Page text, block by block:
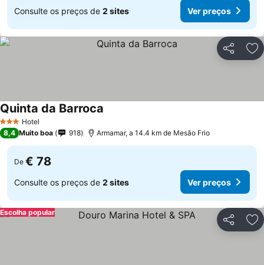
Consulte os preços de 2 sites Ver preços
Partilhar
3 EstrelasHotel
Quinta da Barroca
8,4 Muito boa 918 Armamar, a 14.4 km de Mesão Frio
De € 78
Consulte os preços de 2 sites Ver preços
Partilhar
Escolha popular